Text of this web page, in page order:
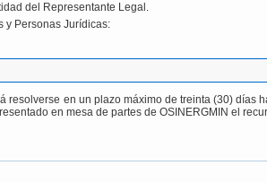
del Representante Legal.
y Personas Jurídicas:
resolverse en un plazo máximo de treinta (30)
en mesa de partes de OSINERGMIN el